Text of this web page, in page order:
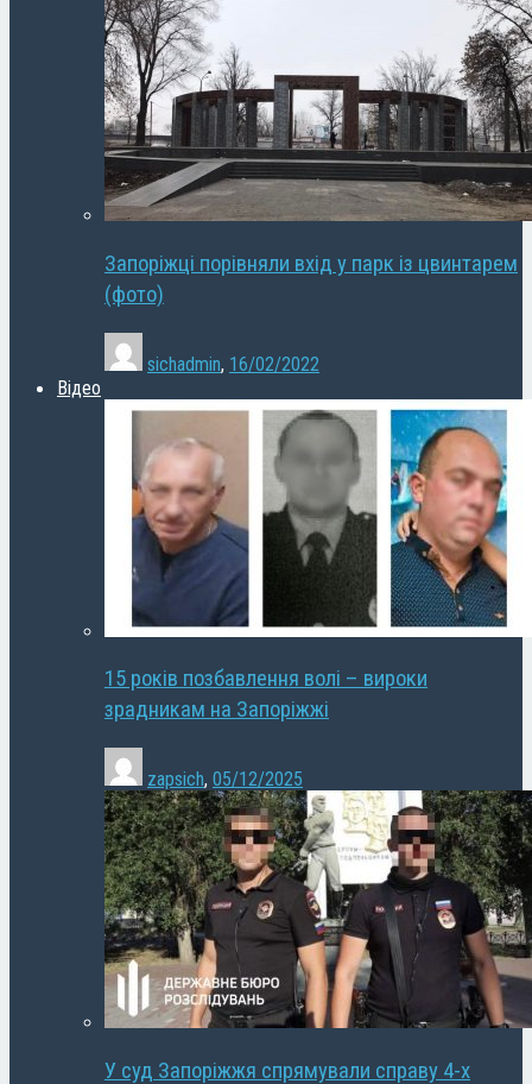
Запоріжці порівняли вхід у парк із цвинтарем
(фото)
sichadmin, 16/02/2022
Відео
15 років позбавлення волі – вироки
зрадникам на Запоріжжі
zapsich, 05/12/2025
У суд Запоріжжя спрямували справу 4-х